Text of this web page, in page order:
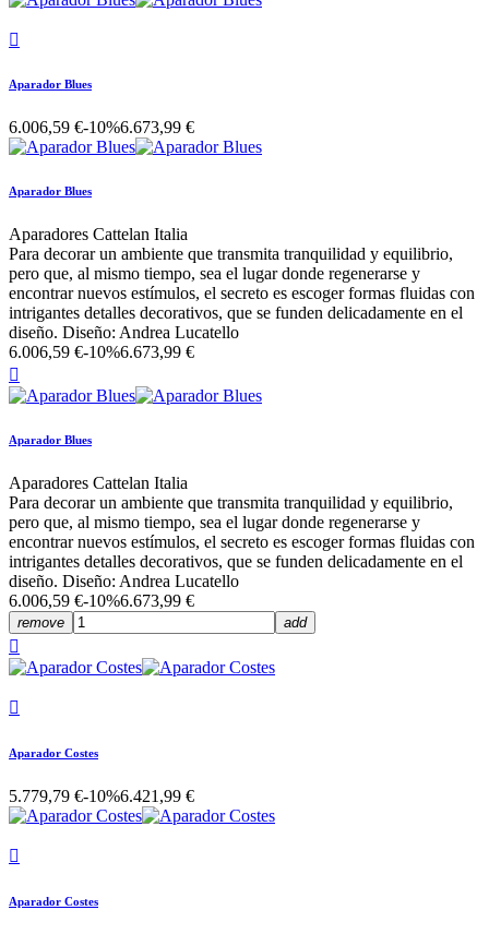

Aparador Blues
6.006,59 €-10%6.673,99 €
Aparador Blues
Aparadores Cattelan Italia
Para decorar un ambiente que transmita tranquilidad y equilibrio,
pero que, al mismo tiempo, sea el lugar donde regenerarse y
encontrar nuevos estímulos, el secreto es escoger formas fluidas con
intrigantes detalles decorativos, que se funden delicadamente en el
diseño. Diseño: Andrea Lucatello
6.006,59 €-10%6.673,99 €

Aparador Blues
Aparadores Cattelan Italia
Para decorar un ambiente que transmita tranquilidad y equilibrio,
pero que, al mismo tiempo, sea el lugar donde regenerarse y
encontrar nuevos estímulos, el secreto es escoger formas fluidas con
intrigantes detalles decorativos, que se funden delicadamente en el
diseño. Diseño: Andrea Lucatello
6.006,59 €-10%6.673,99 €
remove add


Aparador Costes
5.779,79 €-10%6.421,99 €

Aparador Costes